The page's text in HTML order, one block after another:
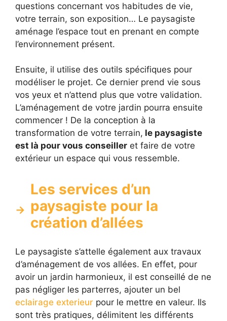
questions concernant vos habitudes de vie,
votre terrain, son exposition… Le paysagiste
aménage l’espace tout en prenant en compte
l’environnement présent.
Ensuite, il utilise des outils spécifiques pour
modéliser le projet. Ce dernier prend vie sous
vos yeux et n’attend plus que votre validation.
L’aménagement de votre jardin pourra ensuite
commencer ! De la conception à la
transformation de votre terrain, le paysagiste
est là pour vous conseiller et faire de votre
extérieur un espace qui vous ressemble.
Les services d’un
paysagiste pour la
création d’allées
Le paysagiste s’attelle également aux travaux
d’aménagement de vos allées. En effet, pour
avoir un jardin harmonieux, il est conseillé de ne
pas négliger les parterres, ajouter un bel
eclairage exterieur pour le mettre en valeur. Ils
sont très pratiques, délimitent les différents